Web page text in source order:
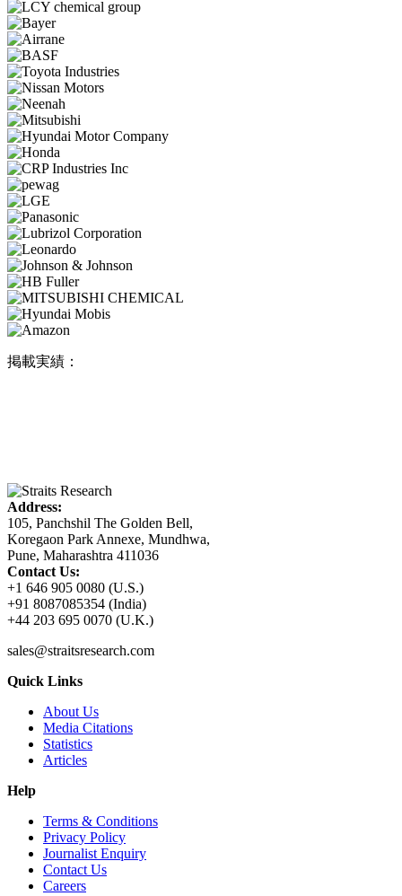
掲載実績：
Address:
105, Panchshil The Golden Bell,
Koregaon Park Annexe, Mundhwa,
Pune, Maharashtra 411036
Contact Us:
+1 646 905 0080 (U.S.)
+91 8087085354 (India)
+44 203 695 0070 (U.K.)
sales@straitsresearch.com
Quick Links
About Us
Media Citations
Statistics
Articles
Help
Terms & Conditions
Privacy Policy
Journalist Enquiry
Contact Us
Careers